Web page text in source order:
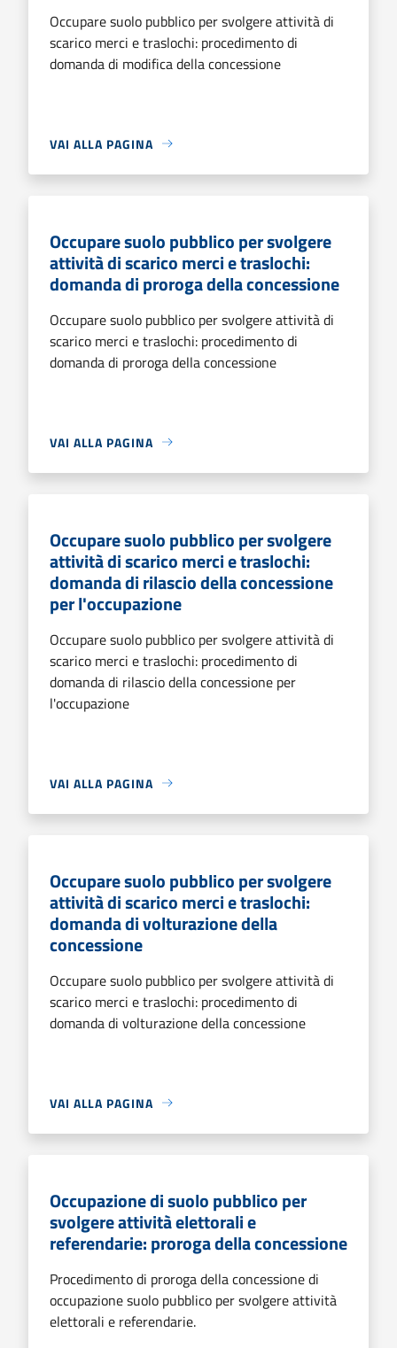
Occupare suolo pubblico per svolgere attività di
scarico merci e traslochi: procedimento di
domanda di modifica della concessione
VAI ALLA PAGINA
Occupare suolo pubblico per svolgere
attività di scarico merci e traslochi:
domanda di proroga della concessione
Occupare suolo pubblico per svolgere attività di
scarico merci e traslochi: procedimento di
domanda di proroga della concessione
VAI ALLA PAGINA
Occupare suolo pubblico per svolgere
attività di scarico merci e traslochi:
domanda di rilascio della concessione
per l'occupazione
Occupare suolo pubblico per svolgere attività di
scarico merci e traslochi: procedimento di
domanda di rilascio della concessione per
l'occupazione
VAI ALLA PAGINA
Occupare suolo pubblico per svolgere
attività di scarico merci e traslochi:
domanda di volturazione della
concessione
Occupare suolo pubblico per svolgere attività di
scarico merci e traslochi: procedimento di
domanda di volturazione della concessione
VAI ALLA PAGINA
Occupazione di suolo pubblico per
svolgere attività elettorali e
referendarie: proroga della concessione
Procedimento di proroga della concessione di
occupazione suolo pubblico per svolgere attività
elettorali e referendarie.